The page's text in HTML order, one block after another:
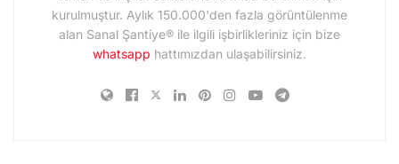
kurulmuştur. Aylık 150.000'den fazla görüntülenme
alan Sanal Şantiye® ile ilgili işbirlikleriniz için bize
whatsapp hattımızdan ulaşabilirsiniz.